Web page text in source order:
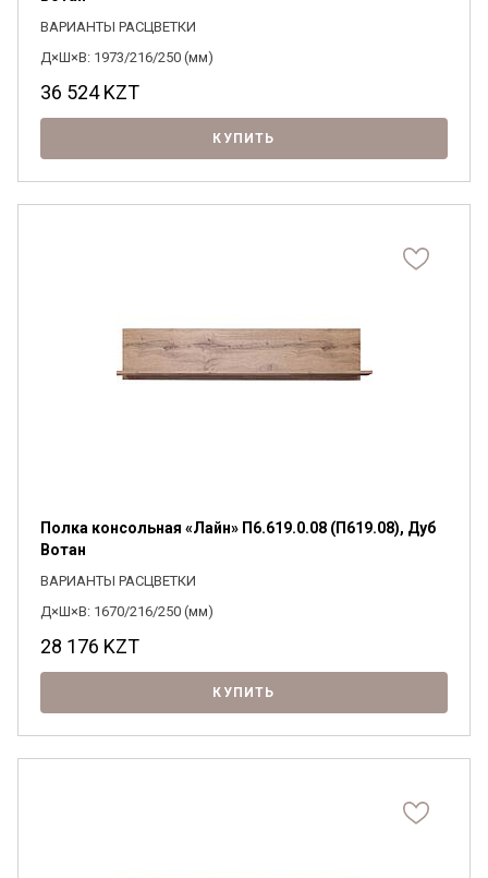
Я ознакомлен сПолитикойв отношении
обработки персональных данных и
ВАРИАНТЫ РАСЦВЕТКИ
Д×Ш×В: 1973/216/250 (мм)
36 524KZT
КУПИТЬ
Полка консольная «Лайн» П6.619.0.08 (П619.08), Дуб
Вотан
ВАРИАНТЫ РАСЦВЕТКИ
Д×Ш×В: 1670/216/250 (мм)
28 176 KZT
КУПИТЬ